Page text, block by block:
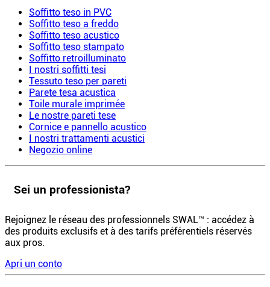
Soffitto teso in PVC
Soffitto teso a freddo
Soffitto teso acustico
Soffitto teso stampato
Soffitto retroilluminato
I nostri soffitti tesi
Tessuto teso per pareti
Parete tesa acustica
Toile murale imprimée
Le nostre pareti tese
Cornice e pannello acustico
I nostri trattamenti acustici
Negozio online
Sei un professionista?
Rejoignez le réseau des professionnels SWAL™ : accédez à
des produits exclusifs et à des tarifs préférentiels réservés
aux pros.
Apri un conto